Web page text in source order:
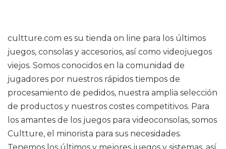
cultture.com es su tienda on line para los últimos
juegos, consolas y accesorios, así como videojuegos
viejos. Somos conocidos en la comunidad de
jugadores por nuestros rápidos tiempos de
procesamiento de pedidos, nuestra amplia selección
de productos y nuestros costes competitivos. Para
los amantes de los juegos para videoconsolas, somos
Cultture, el minorista para sus necesidades.